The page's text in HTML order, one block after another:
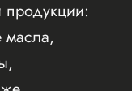
продукции:
масла,